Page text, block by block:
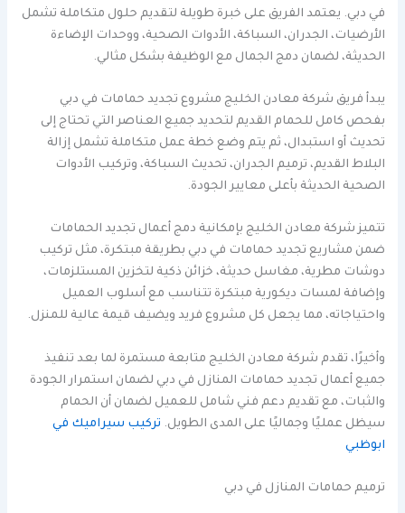
في دبي. يعتمد الفريق على خبرة طويلة لتقديم حلول متكاملة تشمل
الأرضيات، الجدران، السباكة، الأدوات الصحية، ووحدات الإضاءة
الحديثة، لضمان دمج الجمال مع الوظيفة بشكل مثالي.
يبدأ فريق شركة معادن الخليج مشروع تجديد حمامات في دبي
بفحص كامل للحمام القديم لتحديد جميع العناصر التي تحتاج إلى
تحديث أو استبدال، ثم يتم وضع خطة عمل متكاملة تشمل إزالة
البلاط القديم، ترميم الجدران، تحديث السباكة، وتركيب الأدوات
الصحية الحديثة بأعلى معايير الجودة.
تتميز شركة معادن الخليج بإمكانية دمج أعمال تجديد الحمامات
ضمن مشاريع تجديد حمامات في دبي بطريقة مبتكرة، مثل تركيب
دوشات مطرية، مغاسل حديثة، خزائن ذكية لتخزين المستلزمات،
وإضافة لمسات ديكورية مبتكرة تتناسب مع أسلوب العميل
واحتياجاته، مما يجعل كل مشروع فريد ويضيف قيمة عالية للمنزل.
وأخيرًا، تقدم شركة معادن الخليج متابعة مستمرة لما بعد تنفيذ
جميع أعمال تجديد حمامات المنازل في دبي لضمان استمرار الجودة
والثبات، مع تقديم دعم فني شامل للعميل لضمان أن الحمام
سيظل عمليًا وجماليًا على المدى الطويل. تركيب سيراميك في
ابوظبي
ترميم حمامات المنازل في دبي